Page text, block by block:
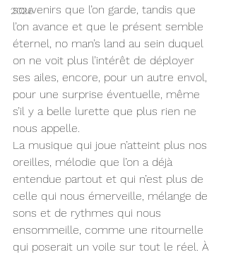
2026
souvenirs que l’on garde, tandis que
l’on avance et que le présent semble
éternel, no man’s land au sein duquel
on ne voit plus l’intérêt de déployer
ses ailes, encore, pour un autre envol,
pour une surprise éventuelle, même
s’il y a belle lurette que plus rien ne
nous appelle.
La musique qui joue n’atteint plus nos
oreilles, mélodie que l’on a déjà
entendue partout et qui n’est plus de
celle qui nous émerveille, mélange de
sons et de rythmes qui nous
ensommeille, comme une ritournelle
qui poserait un voile sur tout le réel. À